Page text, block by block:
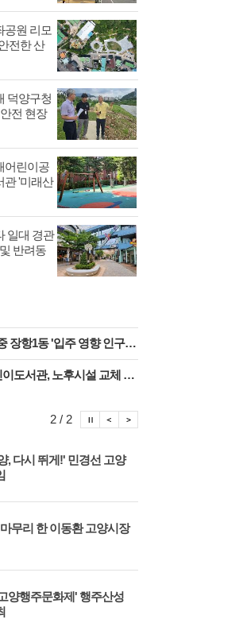
공원 리모
전한 산
덕양구청
전 현장
어린이공
관 '미래산
일대 경관
반려동
영향 인구 증가폭' 최고··풍산동도 증가세 지속
설 교체 재개관 '다락·아기 독서공간 등 조성'
, 다시 뛰게!' 민경선 고양
무리 한 이동환 고양시장
양행주문화제' 행주산성
2 / 2 포토이슈 이전보기
포토이슈 정지